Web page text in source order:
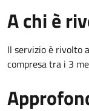
A chi è
Il servizio è rivolto
compresa tra i 3